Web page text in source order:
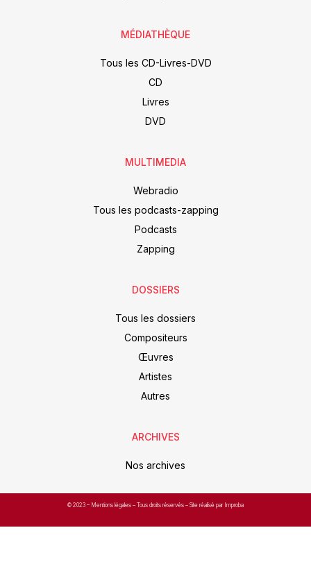
MÉDIATHÈQUE
Tous les CD-Livres-DVD
CD
Livres
DVD
MULTIMEDIA
Webradio
Tous les podcasts-zapping
Podcasts
Zapping
DOSSIERS
Tous les dossiers
Compositeurs
Œuvres
Artistes
Autres
ARCHIVES
Nos archives
© 2023 – Mentions légales – Tous droits réservés – Site réalisé par Improba